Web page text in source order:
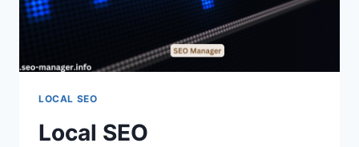
LOCAL SEO
Local SEO